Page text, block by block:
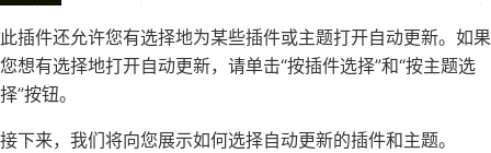
此插件还允许您有选择地为某些插件或主题打开自动更新。如果
您想有选择地打开自动更新，请单击“按插件选择”和“按主题选
择”按钮。
接下来，我们将向您展示如何选择自动更新的插件和主题。